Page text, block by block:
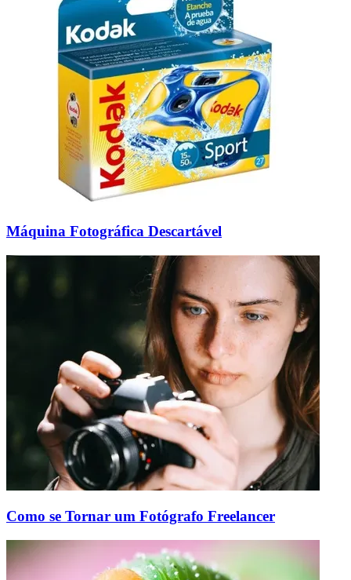
Máquina Fotográfica Descartável
Como se Tornar um Fotógrafo Freelancer